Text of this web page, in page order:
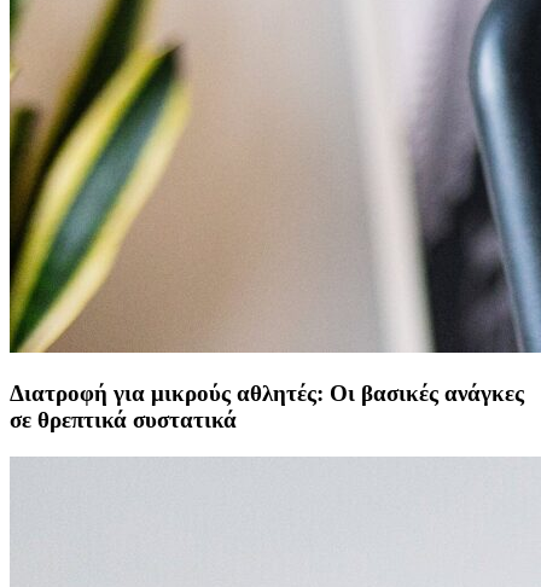
Διατροφή για μικρούς αθλητές: Οι βασικές ανάγκες
σε θρεπτικά συστατικά